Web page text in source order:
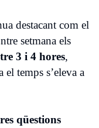
destacant com el
setmana els
3 i 4 hores,
el temps s’eleva a
qüestions